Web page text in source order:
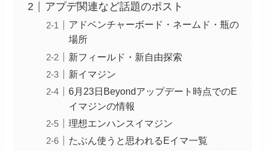
アプデ関連など話題のポスト
アドベンチャーボード・ネームド・瓶の
場所
新フィールド・新自由探索
新イマジン
6月23日Beyondアップデート時点でのE
イマジンの情報
理想エンハンスイマジン
たぶん使うと思われるEイマ一覧